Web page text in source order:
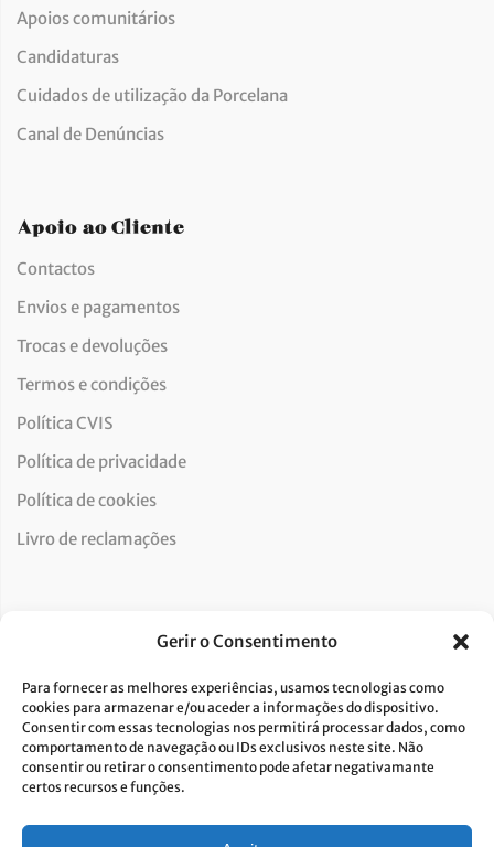
Gerir o Consentimento
Para fornecer as melhores experiências, usamos tecnologias como
cookies para armazenar e/ou aceder a informações do dispositivo.
Consentir com essas tecnologias nos permitirá processar dados, como
comportamento de navegação ou IDs exclusivos neste site. Não
consentir ou retirar o consentimento pode afetar negativamante
certos recursos e funções.
Apoios comunitários
Candidaturas
Cuidados de utilização da Porcelana
Canal de Denúncias
Apoio ao Cliente
Contactos
Envios e pagamentos
Trocas e devoluções
Termos e condições
Política CVIS
Política de privacidade
Política de cookies
Livro de reclamações
Dou consentimento ao tratamento de dados e aceito a
política de privacidade.*
A Costa Verde está comprometida com a implementação do RGPD. Para
Cliqueaquie conheça a nossa Política de Privacidade.